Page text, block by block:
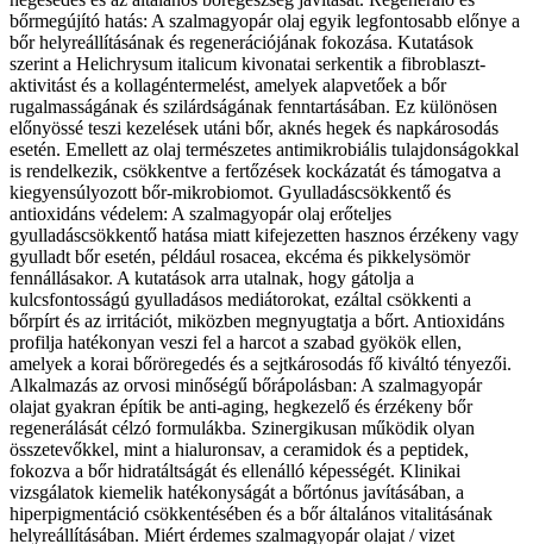
bőrmegújító hatás: A szalmagyopár olaj egyik legfontosabb előnye a
bőr helyreállításának és regenerációjának fokozása. Kutatások
szerint a Helichrysum italicum kivonatai serkentik a fibroblaszt-
aktivitást és a kollagéntermelést, amelyek alapvetőek a bőr
rugalmasságának és szilárdságának fenntartásában. Ez különösen
előnyössé teszi kezelések utáni bőr, aknés hegek és napkárosodás
esetén. Emellett az olaj természetes antimikrobiális tulajdonságokkal
is rendelkezik, csökkentve a fertőzések kockázatát és támogatva a
kiegyensúlyozott bőr-mikrobiomot. Gyulladáscsökkentő és
antioxidáns védelem: A szalmagyopár olaj erőteljes
gyulladáscsökkentő hatása miatt kifejezetten hasznos érzékeny vagy
gyulladt bőr esetén, például rosacea, ekcéma és pikkelysömör
fennállásakor. A kutatások arra utalnak, hogy gátolja a
kulcsfontosságú gyulladásos mediátorokat, ezáltal csökkenti a
bőrpírt és az irritációt, miközben megnyugtatja a bőrt. Antioxidáns
profilja hatékonyan veszi fel a harcot a szabad gyökök ellen,
amelyek a korai bőröregedés és a sejtkárosodás fő kiváltó tényezői.
Alkalmazás az orvosi minőségű bőrápolásban: A szalmagyopár
olajat gyakran építik be anti-aging, hegkezelő és érzékeny bőr
regenerálását célzó formulákba. Szinergikusan működik olyan
összetevőkkel, mint a hialuronsav, a ceramidok és a peptidek,
fokozva a bőr hidratáltságát és ellenálló képességét. Klinikai
vizsgálatok kiemelik hatékonyságát a bőrtónus javításában, a
hiperpigmentáció csökkentésében és a bőr általános vitalitásának
helyreállításában. Miért érdemes szalmagyopár olajat / vizet